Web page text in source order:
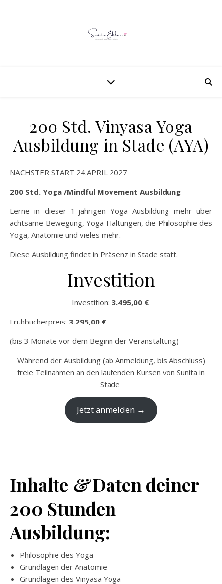
200 Std. Vinyasa Yoga
Ausbildung in Stade (AYA)
NÄCHSTER START 24.APRIL 2027
200 Std. Yoga /Mindful Movement Ausbildung
Lerne in dieser 1-jährigen Yoga Ausbildung mehr über
achtsame Bewegung, Yoga Haltungen, die Philosophie des
Yoga, Anatomie und vieles mehr.
Diese Ausbildung findet in Präsenz in Stade statt.
Investition
Investition: 3.495,00 €
Frühbucherpreis: 3.295,00 €
(bis 3 Monate vor dem Beginn der Veranstaltung)
Während der Ausbildung (ab Anmeldung, bis Abschluss)
freie Teilnahmen an den laufenden Kursen von Sunita in
Stade
Jetzt anmelden →
Inhalte &Daten deiner
200 Stunden
Ausbildung:
Philosophie des Yoga
Grundlagen der Anatomie
Grundlagen des Vinyasa Yoga